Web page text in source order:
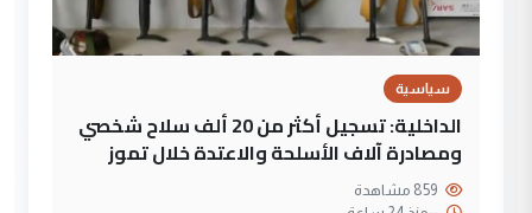
سياسية
الداخلية: تسجيل أكثر من 20 ألف سلاح شخصي
ومصادرة آلاف الأسلحة والاعتدة خلال تموز